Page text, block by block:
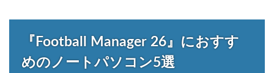
『Football Manager 26』におすす
めのノートパソコン5選